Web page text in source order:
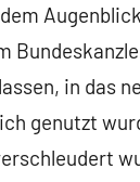
in das
genutzt